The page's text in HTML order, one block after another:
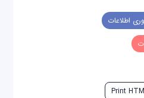
اطلاعات
Print